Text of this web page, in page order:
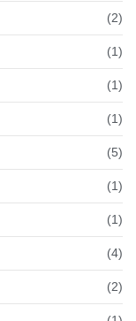
(2)
(1)
(1)
(1)
(5)
(1)
(1)
(4)
(2)